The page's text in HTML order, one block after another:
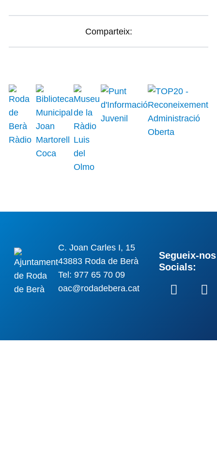
Comparteix:
C. Joan Carles I, 15
43883 Roda de Berà
Tel: 977 65 70 09
oac@rodadebera.cat
Segueix-
Socials: